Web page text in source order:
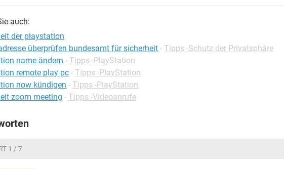
auch:
der playstation
überprüfen bundesamt für sicherheit - Tipps -Schutz der Privatsphäre
name ändern - Tipps -PlayStation
remote play pc - Tipps -PlayStation
now kündigen - Tipps -PlayStation
zoom meeting - Tipps -Videoanrufe
1 / 7